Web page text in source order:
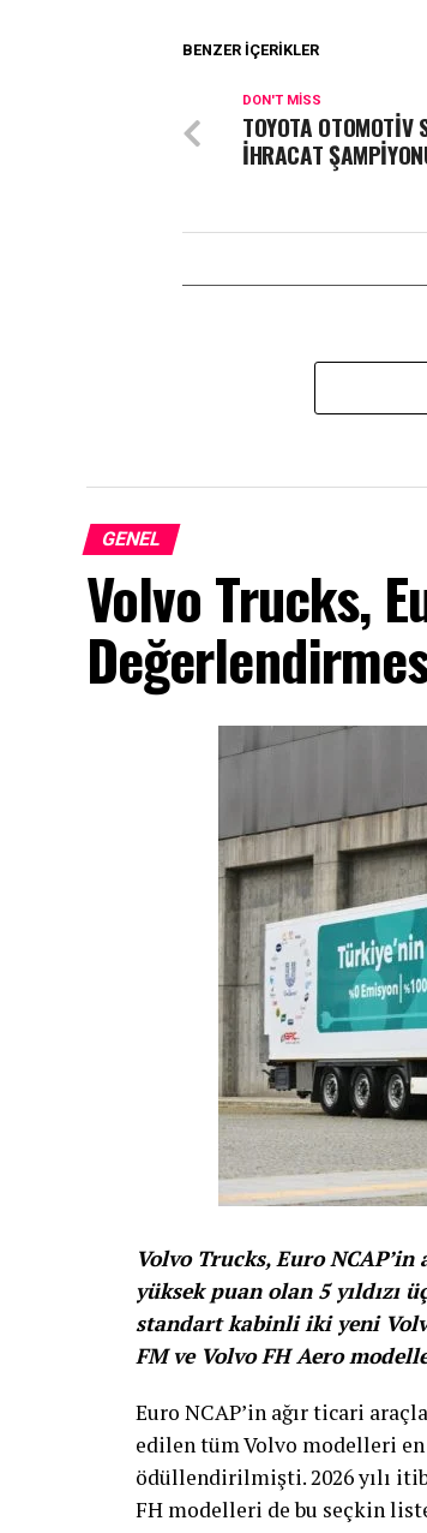
BENZER İÇERIKLER
DON'T MISS
TOYOTA OTOMOTİV
İHRACAT
GENEL
Volvo Trucks,
Volvo Trucks, Euro
yüksek puan olan 5 yıldızı
standart kabinli iki yeni
FM ve Volvo FH Aero
Euro NCAP’in ağır ticari
edilen tüm Volvo modelleri
ödüllendirilmişti. 2026 yılı
FH modelleri de bu seçkin